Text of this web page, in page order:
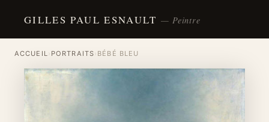
GILLES PAUL ESNAULT— Peintre
ACCUEIL› PORTRAITS› BÉBÉ BLEU